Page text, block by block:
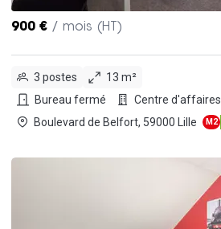
900 € / mois (HT)
3 postes
13 m²
Bureau fermé
Centre d'affaires
Boulevard de Belfort, 59000 Lille
M2